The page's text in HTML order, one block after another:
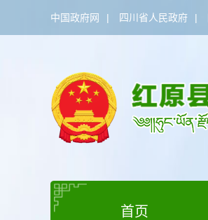
中国政府网 | 四川省人民政府 |
首页